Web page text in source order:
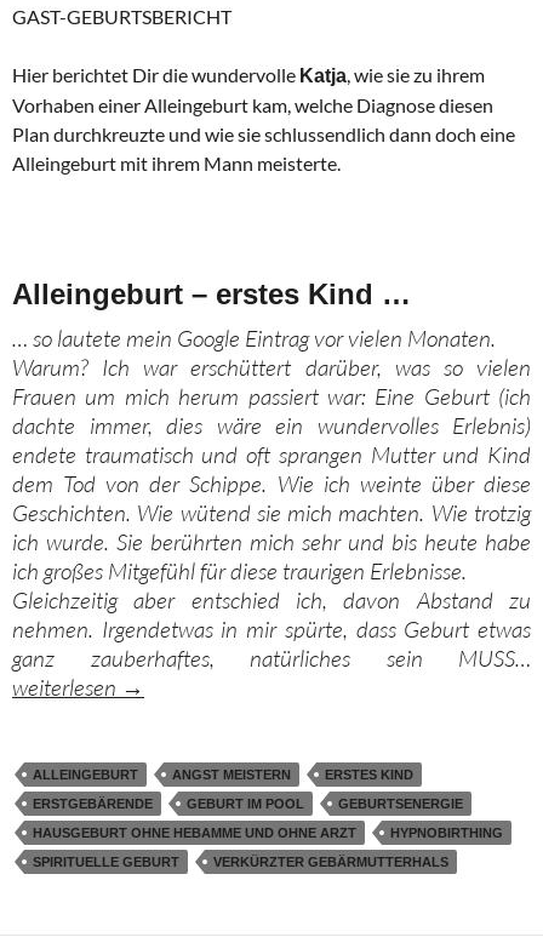
GAST-GEBURTSBERICHT
Hier berichtet Dir die wundervolle Katja , wie sie zu ihrem
Vorhaben einer Alleingeburt kam, welche Diagnose diesen
Plan durchkreuzte und wie sie schlussendlich dann doch eine
Alleingeburt mit ihrem Mann meisterte.
Alleingeburt – erstes Kind …
… so lautete mein Google Eintrag vor vielen Monaten.
Warum? Ich war erschüttert darüber, was so vielen
Frauen um mich herum passiert war: Eine Geburt (ich
dachte immer, dies wäre ein wundervolles Erlebnis)
endete traumatisch und oft sprangen Mutter und Kind
dem Tod von der Schippe. Wie ich weinte über diese
Geschichten. Wie wütend sie mich machten. Wie trotzig
ich wurde. Sie berührten mich sehr und bis heute habe
ich großes Mitgefühl für diese traurigen Erlebnisse.
Gleichzeitig aber entschied ich, davon Abstand zu
nehmen. Irgendetwas in mir spürte, dass Geburt etwas
ganz zauberhaftes, natürliches sein MUSS…
Alleingeburt beim ersten Kind und ein verkürzter
weiterlesen →
ALLEINGEBURT ANGST MEISTERN
ERSTES KIND
ERSTGEBÄRENDE
GEBURT IM POOL
GEBURTSENERGIE
HAUSGEBURT OHNE HEBAMME UND OHNE ARZT
HYPNOBIRTHING
SPIRITUELLE GEBURT
VERKÜRZTER GEBÄRMUTTERHALS